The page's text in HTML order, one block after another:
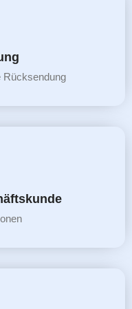
Rücksendung